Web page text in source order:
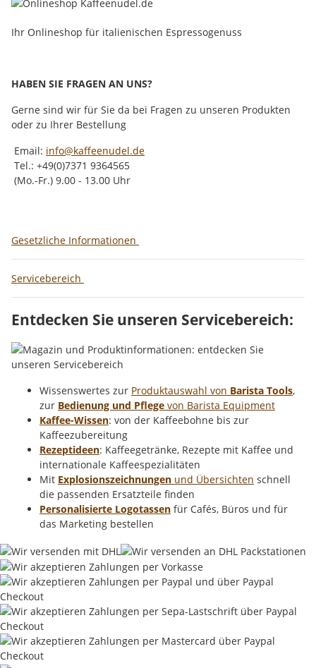
Ihr Onlineshop für italienischen Espressogenuss
HABEN SIE FRAGEN AN UNS?
Gerne sind wir für Sie da bei Fragen zu unseren Produkten
oder zu Ihrer Bestellung
Email: info@kaffeenudel.de
Tel.: +49(0)7371 9364565
(Mo.-Fr.) 9.00 - 13.00 Uhr
Gesetzliche Informationen
Servicebereich
Entdecken Sie unseren Servicebereich:
Wissenswertes zur Produktauswahl von Barista Tools,
zur Bedienung und Pflege von Barista Equipment
Kaffee-Wissen: von der Kaffeebohne bis zur
Kaffeezubereitung
Rezeptideen: Kaffeegetränke, Rezepte mit Kaffee und
internationale Kaffeespezialitäten
Mit Explosionszeichnungen und Übersichten schnell
die passenden Ersatzteile finden
Personalisierte Logotassen für Cafés, Büros und für
das Marketing bestellen